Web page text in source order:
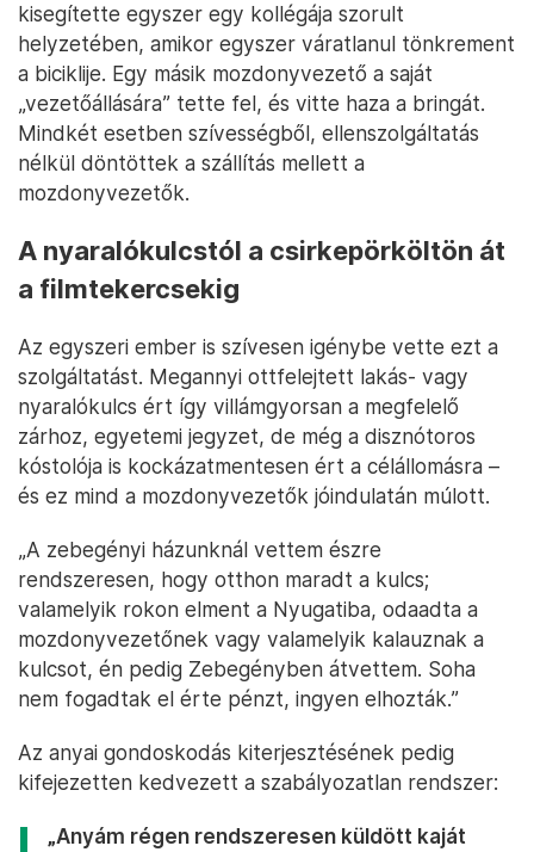
kisegítette egyszer egy kollégája szorult
helyzetében, amikor egyszer váratlanul tönkrement
a biciklije. Egy másik mozdonyvezető a saját
„vezetőállására” tette fel, és vitte haza a bringát.
Mindkét esetben szívességből, ellenszolgáltatás
nélkül döntöttek a szállítás mellett a
mozdonyvezetők.
A nyaralókulcstól a csirkepörköltön át
a filmtekercsekig
Az egyszeri ember is szívesen igénybe vette ezt a
szolgáltatást. Megannyi ottfelejtett lakás- vagy
nyaralókulcs ért így villámgyorsan a megfelelő
zárhoz, egyetemi jegyzet, de még a disznótoros
kóstolója is kockázatmentesen ért a célállomásra –
és ez mind a mozdonyvezetők jóindulatán múlott.
„A zebegényi házunknál vettem észre
rendszeresen, hogy otthon maradt a kulcs;
valamelyik rokon elment a Nyugatiba, odaadta a
mozdonyvezetőnek vagy valamelyik kalauznak a
kulcsot, én pedig Zebegényben átvettem. Soha
nem fogadtak el érte pénzt, ingyen elhozták.”
Az anyai gondoskodás kiterjesztésének pedig
kifejezetten kedvezett a szabályozatlan rendszer:
„Anyám régen rendszeresen küldött kaját